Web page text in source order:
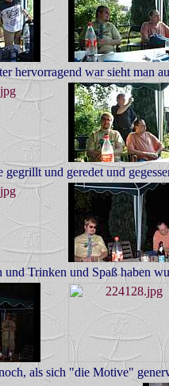
hervorragend war sieht man
gegrillt und geredet und
und Trinken und Spaß haben
als sich "die Motive"